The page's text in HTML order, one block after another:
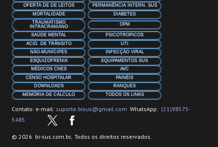
OFERTA DE DE LEITOS
PERMANÊNCIA INTERN. SUS
MORTALIDADE
DIABETES
TRAUMATISMO
INTRACRANIANO
OPM
SAÚDE MENTAL
PSICOTROPICOS
ACID. DE TRÂNSITO
UTI
NÃO-MUNÍCIPES
INFECÇÃO VIRAL
ESQUIZOFRENIA
EQUIPAMENTOS SUS
MÉDICOS CNES
AVC
CENSO HOSPITALAR
PAINÉIS
DOWNLOADS
RANQUES
MEMÓRIA DE CÁLCULO
TODOS OS LINKS
Contato: e-mail: suporte.bisus@gmail.com WhatsApp: (21)98575-
5485
© 2026 bi-sus.com.br, Todos os direitos reservados.